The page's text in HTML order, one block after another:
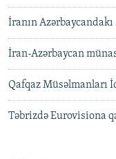
İranın
İran-Azərbaycan
Qafqaz Müsəlmanları
Təbrizdə Eurovisiona